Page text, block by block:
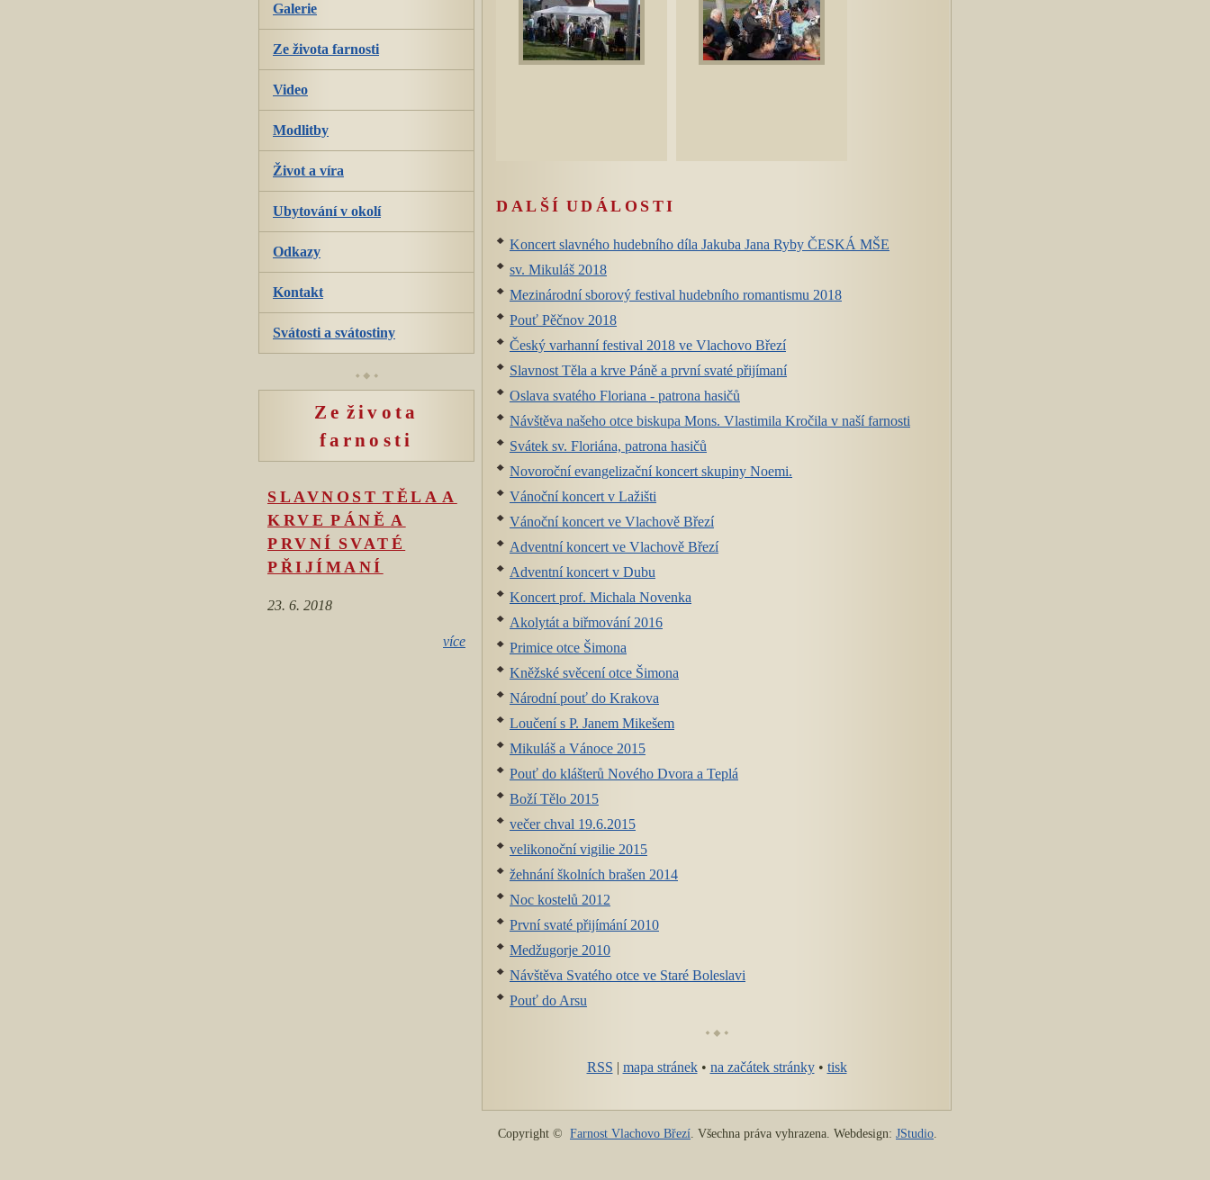
DALŠÍ UDÁLOSTI
Koncert slavného hudebního díla Jakuba Jana Ryby ČESKÁ MŠE
sv. Mikuláš 2018
Mezinárodní sborový festival hudebního romantismu 2018
Pouť Pěčnov 2018
Český varhanní festival 2018 ve Vlachovo Březí
Slavnost Těla a krve Páně a první svaté přijímaní
Oslava svatého Floriana - patrona hasičů
Návštěva našeho otce biskupa Mons. Vlastimila Kročila v naší farnosti
Svátek sv. Floriána, patrona hasičů
Novoroční evangelizační koncert skupiny Noemi.
Vánoční koncert v Lažišti
Vánoční koncert ve Vlachově Březí
Adventní koncert ve Vlachově Březí
Adventní koncert v Dubu
Koncert prof. Michala Novenka
Akolytát a biřmování 2016
Primice otce Šimona
Kněžské svěcení otce Šimona
Národní pouť do Krakova
Loučení s P. Janem Mikešem
Mikuláš a Vánoce 2015
Pouť do klášterů Nového Dvora a Teplá
Boží Tělo 2015
večer chval 19.6.2015
velikonoční vigilie 2015
žehnání školních brašen 2014
Noc kostelů 2012
První svaté přijímání 2010
Medžugorje 2010
Návštěva Svatého otce ve Staré Boleslavi
Pouť do Arsu
RSS | mapa stránek• na začátek stránky • tisk
Galerie
Ze života farnosti
Video
Modlitby
Život a víra
Ubytování v okolí
Odkazy
Kontakt
Svátosti a svátostiny
Ze života
farnosti
SLAVNOST TĚLA A
KRVE PÁNĚ A
PRVNÍ SVATÉ
PŘIJÍMANÍ
23. 6. 2018
více
Copyright © Farnost Vlachovo Březí . Všechna práva vyhrazena. Webdesign: JStudio